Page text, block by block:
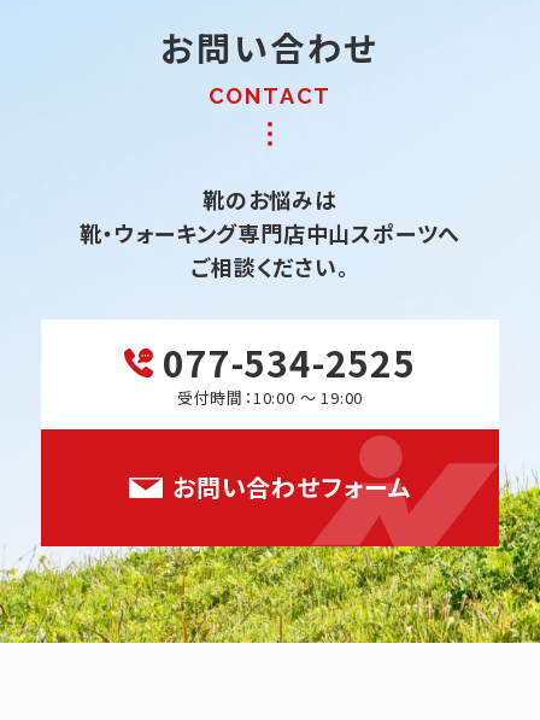
お問い合わせ
靴のお悩みは
靴・ウォーキング専門店中山スポーツへ
ご相談ください。
077-534-2525
受付時間：10:00 ～ 19:00
お問い合わせフォーム